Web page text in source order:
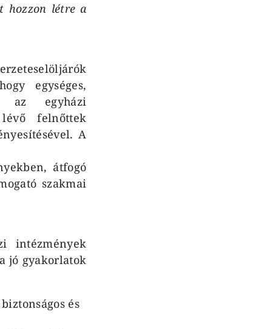
hozzon létre a
egységes,
az egyházi
felnőttek
A
átfogó
szakmai
intézmények
jó gyakorlatok
és